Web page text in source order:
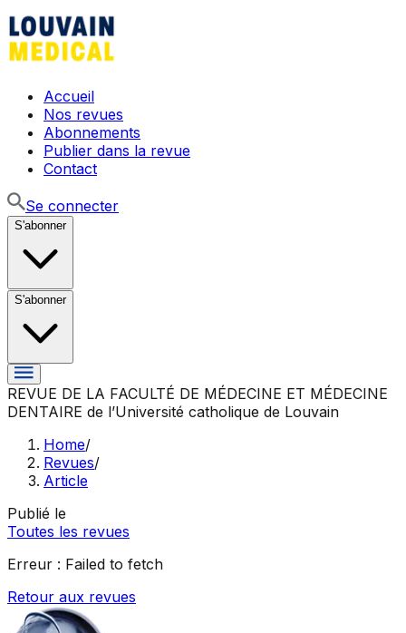
Accueil
Nos revues
Abonnements
Publier dans la revue
Contact
Se connecter
S'abonner
S'abonner
REVUE DE LA FACULTÉ DE MÉDECINE ET MÉDECINE
DENTAIRE de l’Université catholique de Louvain
Home/
Revues/
Article
Publié le
Toutes les revues
Erreur : Failed to fetch
Retour aux revues